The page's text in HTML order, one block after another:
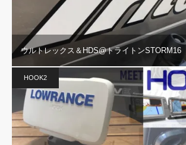
ウルトレックス＆HDS@トライトンSTORM16
HOOK2